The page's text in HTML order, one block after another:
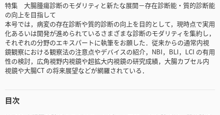
特集 大腸腫瘍診断のモダリティと新たな展開－存在診断能・質的診断能
の向上を目指して
本号では，病変の存在診断や質的診断の向上を目的として，現時点で実用
化あるいは開発が進められているさまざまな診断のモダリティを集約し，
それぞれの分野のエキスパートに執筆をお願した．従来からの通常内視
鏡観察における観察法の注意点やデバイスの紹介，NBI，BLI，LCI の有用
性の検討，広角視野内視鏡や超拡大内視鏡の研究成績，大腸カプセル内
視鏡や大腸CT の将来展望などが網羅されている．
目次